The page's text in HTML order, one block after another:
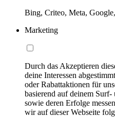
Bing, Criteo, Meta,
Marketing
Durch das Akzeptieren
deine Interessen
oder Rabattaktionen für
basierend auf deinem
sowie deren Erfolge
wir auf dieser Webseite